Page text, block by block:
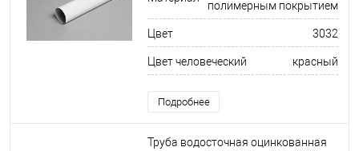
полимерным покрытием
Цвет 3032
Цвет человеческий красный
Подробнее
Труба водосточная оцинкованная